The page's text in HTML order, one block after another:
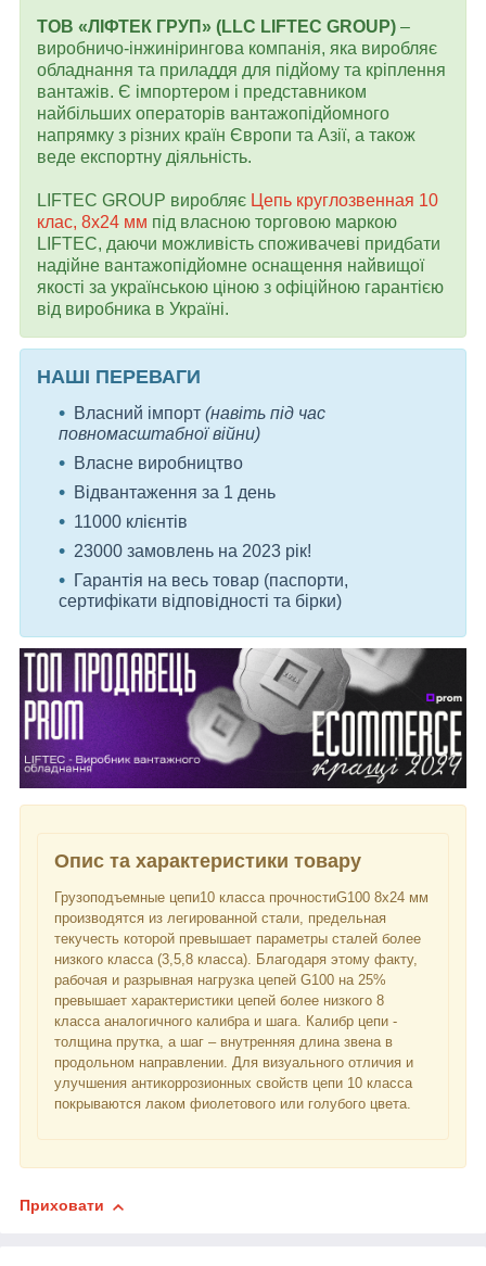
ТОВ «ЛІФТЕК ГРУП» (LLC LIFTEC GROUP) –
виробничо-інжинірингова компанія, яка виробляє
обладнання та приладдя для підйому та кріплення
вантажів. Є імпортером і представником
найбільших операторів вантажопідйомного
напрямку з різних країн Європи та Азії, а також
веде експортну діяльність.
LIFTEC GROUP виробляє Цепь круглозвенная 10
клас, 8х24 мм під власною торговою маркою
LIFTEC, даючи можливість споживачеві придбати
надійне вантажопідйомне оснащення найвищої
якості за українською ціною з офіційною гарантією
від виробника в Україні.
НАШІ ПЕРЕВАГИ
Власний імпорт (навіть під час
повномасштабної війни)
Власне виробництво
Відвантаження за 1 день
11000 клієнтів
23000 замовлень на 2023 рік!
Гарантія на весь товар (паспорти,
сертифікати відповідності та бірки)
Опис та характеристики товару
Грузоподъемные цепи10 класса прочностиG100 8х24 мм
производятся из легированной стали, предельная
текучесть которой превышает параметры сталей более
низкого класса (3,5,8 класса). Благодаря этому факту,
рабочая и разрывная нагрузка цепей G100 на 25%
превышает характеристики цепей более низкого 8
класса аналогичного калибра и шага. Калибр цепи -
толщина прутка, а шаг – внутренняя длина звена в
продольном направлении. Для визуального отличия и
улучшения антикоррозионных свойств цепи 10 класса
покрываются лаком фиолетового или голубого цвета.
Приховати